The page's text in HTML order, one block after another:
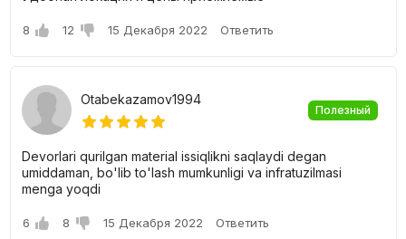
8 12 15 Декабря 2022 Ответить
Otabekazamov1994
Полезный
Devorlari qurilgan material issiqlikni saqlaydi degan
umiddaman, bo'lib to'lash mumkunligi va infratuzilmasi
menga yoqdi
6 8 15 Декабря 2022 Ответить